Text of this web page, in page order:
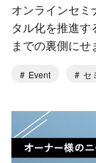
オンラインセミ
タル化を推進す
までの裏側にせ
Event セ